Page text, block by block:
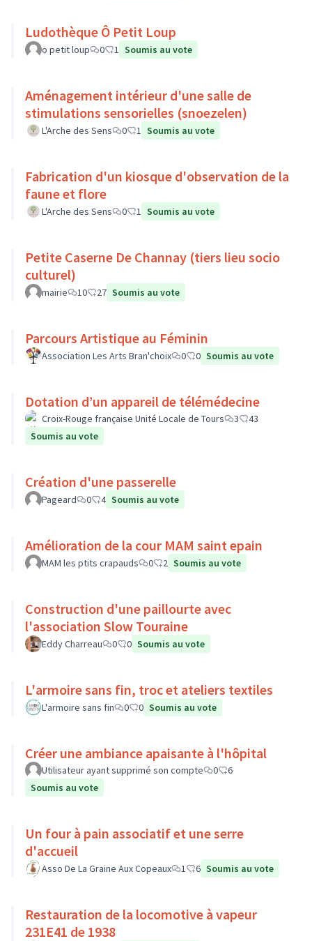
Ludothèque Ô Petit Loup
o petit loup 0 1 Soumis au vote
Aménagement intérieur d'une salle de
stimulations sensorielles (snoezelen)
L'Arche des Sens 0 1 Soumis au vote
Fabrication d'un kiosque d'observation de la
faune et flore
L'Arche des Sens 0 1 Soumis au vote
Petite Caserne De Channay (tiers lieu socio
culturel)
mairie 10 27 Soumis au vote
Parcours Artistique au Féminin
Association Les Arts Bran'choix 0 0 Soumis au vote
Dotation d’un appareil de télémédecine
Croix-Rouge française Unité Locale de Tours 3
43
Soumis au vote
Création d'une passerelle
Pageard 0 4 Soumis au vote
Amélioration de la cour MAM saint epain
MAM les ptits crapauds 0 2 Soumis au vote
Construction d'une paillourte avec
l'association Slow Touraine
Eddy Charreau 0 0 Soumis au vote
L'armoire sans fin, troc et ateliers textiles
L'armoire sans fin 0 0 Soumis au vote
Créer une ambiance apaisante à l'hôpital
Utilisateur ayant supprimé son compte 0
6
Soumis au vote
Un four à pain associatif et une serre
d'accueil
Asso De La Graine Aux Copeaux 1 6 Soumis au vote
Restauration de la locomotive à vapeur
231E41 de 1938